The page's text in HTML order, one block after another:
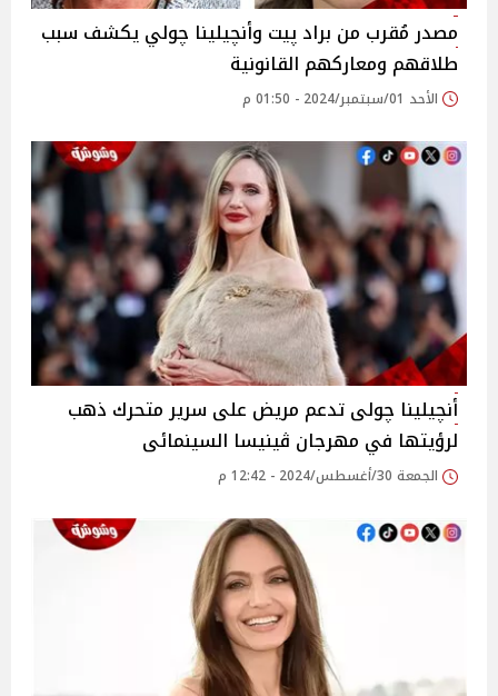
مصدر مُقرب من براد پيت وأنچيلينا چولي يكشف سبب
طلاقهم ومعاركهم القانونية
الأحد 01/سبتمبر/2024 - 01:50 م
أنچيلينا چولى تدعم مريض على سرير متحرك ذهب
لرؤيتها في مهرجان ڤينيسا السينمائى
الجمعة 30/أغسطس/2024 - 12:42 م